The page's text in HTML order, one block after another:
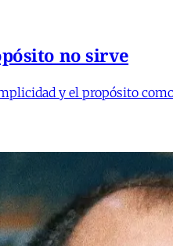
no sirve
y el propósito